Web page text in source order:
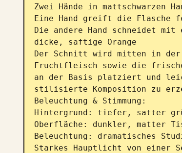
Zwei Hände in mattschwarzen
Eine Hand greift die Flasche
Die andere Hand schneidet mit
dicke, saftige Orange
Der Schnitt wird mitten in der
Fruchtfleisch sowie die
an der Basis platziert und
stilisierte Komposition zu
Beleuchtung & Stimmung:
Hintergrund: tiefer, satter
Oberfläche: dunkler, matter
Beleuchtung: dramatisches
Starkes Hauptlicht von einer